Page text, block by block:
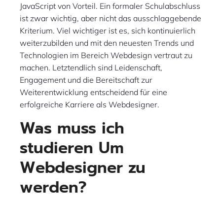
JavaScript von Vorteil. Ein formaler Schulabschluss
ist zwar wichtig, aber nicht das ausschlaggebende
Kriterium. Viel wichtiger ist es, sich kontinuierlich
weiterzubilden und mit den neuesten Trends und
Technologien im Bereich Webdesign vertraut zu
machen. Letztendlich sind Leidenschaft,
Engagement und die Bereitschaft zur
Weiterentwicklung entscheidend für eine
erfolgreiche Karriere als Webdesigner.
Was muss ich
studieren Um
Webdesigner zu
werden?